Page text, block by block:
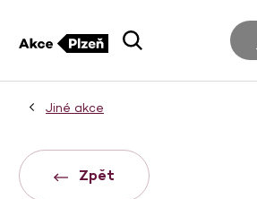
Jiné akce
Zpět